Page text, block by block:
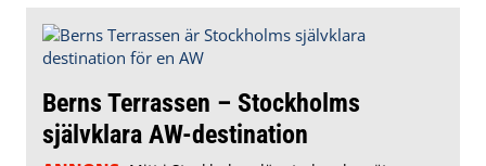
Berns Terrassen – Stockholms
självklara AW-destination